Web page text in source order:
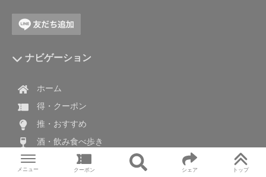
ナビゲーション
ホーム
得・クーポン
推・おすすめ
酒・飲み食べ歩き
旅・国内外旅
メニュー クーポン シェア トップ